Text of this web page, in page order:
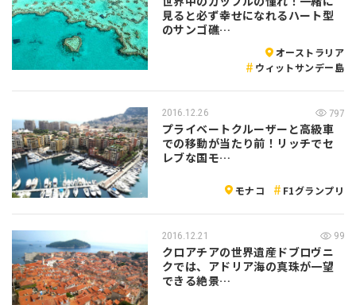
見ると必ず幸せになれるハート型
のサンゴ礁…
オーストラリア
ウィットサンデー島
2016.12.26 797
プライベートクルーザーと高級車
での移動が当たり前！リッチでセ
レブな国モ…
モナコ F1グランプリ
2016.12.21 99
クロアチアの世界遺産ドブロヴニ
クでは、アドリア海の真珠が一望
できる絶景…